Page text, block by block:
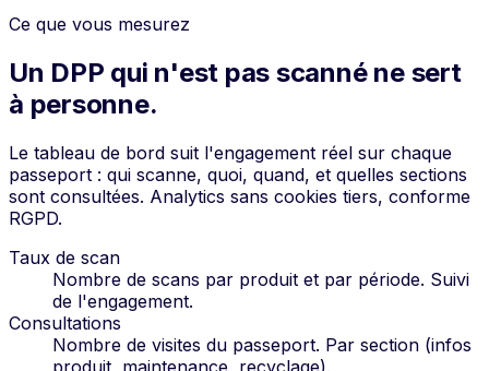
Ce que vous mesurez
Un DPP qui n'est pas scanné ne sert
à personne.
Le tableau de bord suit l'engagement réel sur chaque
passeport : qui scanne, quoi, quand, et quelles sections
sont consultées. Analytics sans cookies tiers, conforme
RGPD.
Taux de scan
Nombre de scans par produit et par période. Suivi
de l'engagement.
Consultations
Nombre de visites du passeport. Par section (infos